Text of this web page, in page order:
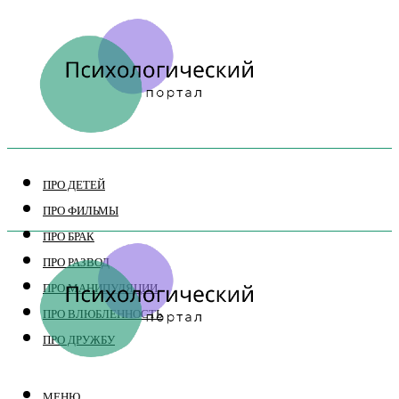
ПРО ДЕТЕЙ
ПРО ФИЛЬМЫ
ПРО БРАК
ПРО РАЗВОД
ПРО МАНИПУЛЯЦИИ
ПРО ВЛЮБЛЕННОСТЬ
ПРО ДРУЖБУ